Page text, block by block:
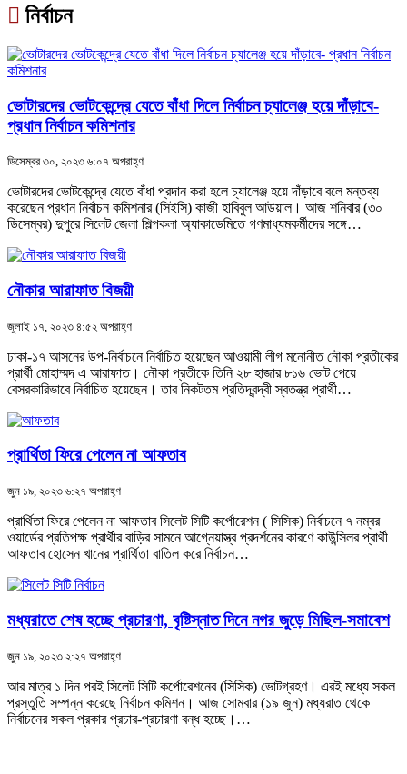
নির্বাচন
ভোটারদের ভোটকেন্দ্রে যেতে বাঁধা দিলে নির্বাচন চ্যালেঞ্জ হয়ে দাঁড়াবে-
প্রধান নির্বাচন কমিশনার
ডিসেম্বর ৩০, ২০২৩ ৬:০৭ অপরাহ্ণ
ভোটারদের ভোটকেন্দ্রে যেতে বাঁধা প্রদান করা হলে চ্যালেঞ্জ হয়ে দাঁড়াবে বলে মন্তব্য
করেছেন প্রধান নির্বাচন কমিশনার (সিইসি) কাজী হাবিবুল আউয়াল। আজ শনিবার (৩০
ডিসেম্বর) দুপুরে সিলেট জেলা শিল্পকলা অ্যাকাডেমিতে গণমাধ্যমকর্মীদের সঙ্গে…
নৌকার আরাফাত বিজয়ী
জুলাই ১৭, ২০২৩ ৪:৫২ অপরাহ্ণ
ঢাকা-১৭ আসনের উপ-নির্বাচনে নির্বাচিত হয়েছেন আওয়ামী লীগ মনোনীত নৌকা প্রতীকের
প্রার্থী মোহাম্মদ এ আরাফাত। নৌকা প্রতীকে তিনি ২৮ হাজার ৮১৬ ভোট পেয়ে
বেসরকারিভাবে নির্বাচিত হয়েছেন। তার নিকটতম প্রতিদ্বন্দ্বী স্বতন্ত্র প্রার্থী…
প্রার্থিতা ফিরে পেলেন না আফতাব
জুন ১৯, ২০২৩ ৬:২৭ অপরাহ্ণ
প্রার্থিতা ফিরে পেলেন না আফতাব সিলেট সিটি কর্পোরেশন ( সিসিক) নির্বাচনে ৭ নম্বর
ওয়ার্ডের প্রতিপক্ষ প্রার্থীর বাড়ির সামনে আগ্নেয়াস্ত্র প্রদর্শনের কারণে কাউন্সিলর প্রার্থী
আফতাব হোসেন খানের প্রার্থিতা বাতিল করে নির্বাচন…
মধ্যরাতে শেষ হচ্ছে প্রচারণা, বৃষ্টিস্নাত দিনে নগর জুড়ে মিছিল-সমাবেশ
জুন ১৯, ২০২৩ ২:২৭ অপরাহ্ণ
আর মাত্র ১ দিন পরই সিলেট সিটি কর্পোরেশনের (সিসিক) ভোটগ্রহণ। এরই মধ্যে সকল
প্রস্তুতি সম্পন্ন করেছে নির্বাচন কমিশন। আজ সোমবার (১৯ জুন) মধ্যরাত থেকে
নির্বাচনের সকল প্রকার প্রচার-প্রচারণা বন্ধ হচ্ছে।…